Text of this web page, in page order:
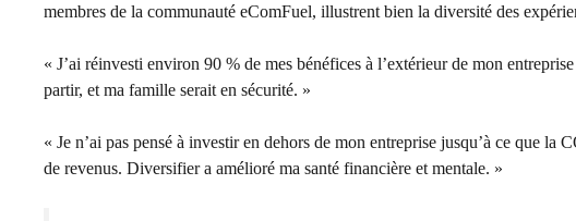
membres de la communauté eComFuel, illustrent bien la diversité des
« J’ai réinvesti environ 90 % de mes bénéfices à l’extérieur de mon
partir, et ma famille serait en sécurité. »
« Je n’ai pas pensé à investir en dehors de mon entreprise jusqu’à ce que la
de revenus. Diversifier a amélioré ma santé financière et mentale. »